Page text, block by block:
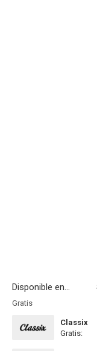
Disponible en...
Gratis
Classix
Gratis: